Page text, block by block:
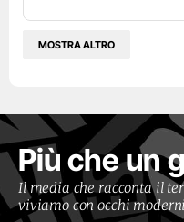
MOSTRA ALTRO
Più che un
Il media che racconta il
viviamo con occhi moderni